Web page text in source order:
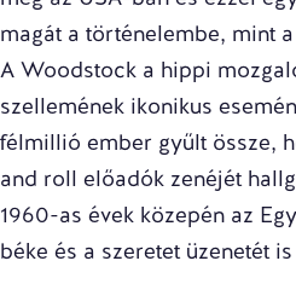
magát a történelembe, mint
A Woodstock a hippi
szellemének ikonikus
félmillió ember gyűlt össze,
and roll előadók zenéjét
1960-as évek közepén az
béke és a szeretet üzenetét